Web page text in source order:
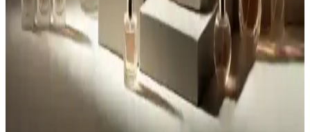
Blade erkek parfümleri, taze ve enerjik aromaları, çeşitli tasarım
seçenekleri ve uygun fiyatlarıyla modern erkeklerin bakım rutininin
vazgeçilmezleri arasında yer alıyor.
Erkekler İçin Tarz Yansıtan Kokular: Kişisel İmajı
Güçlendiren Parfüm Seçenekleri
Erkekler için tarz yansıtan kokular, kişisel imajı tamamlar. Doğru
parfüm seçimi, yaşam tarzına uygun ve karakteri yansıtan güçlü